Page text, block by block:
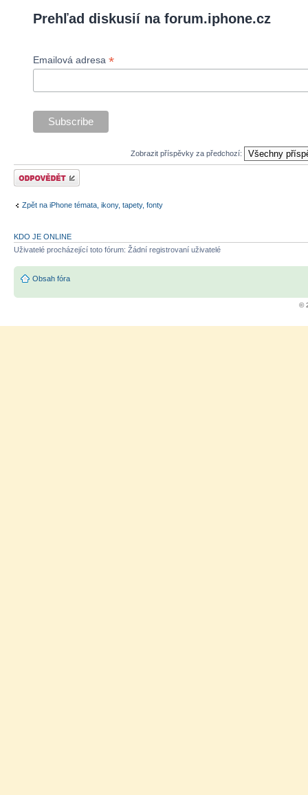
Prehľad diskusií na forum.iphone.cz
Emailová adresa*
Zobrazit příspěvky za předchozí:
Odeslat odpověď
Zpět na iPhone témata, ikony, tapety, fonty
KDO JE ONLINE
Uživatelé procházející toto fórum: Žádní registrovaní uživatelé
Obsah fóra
©